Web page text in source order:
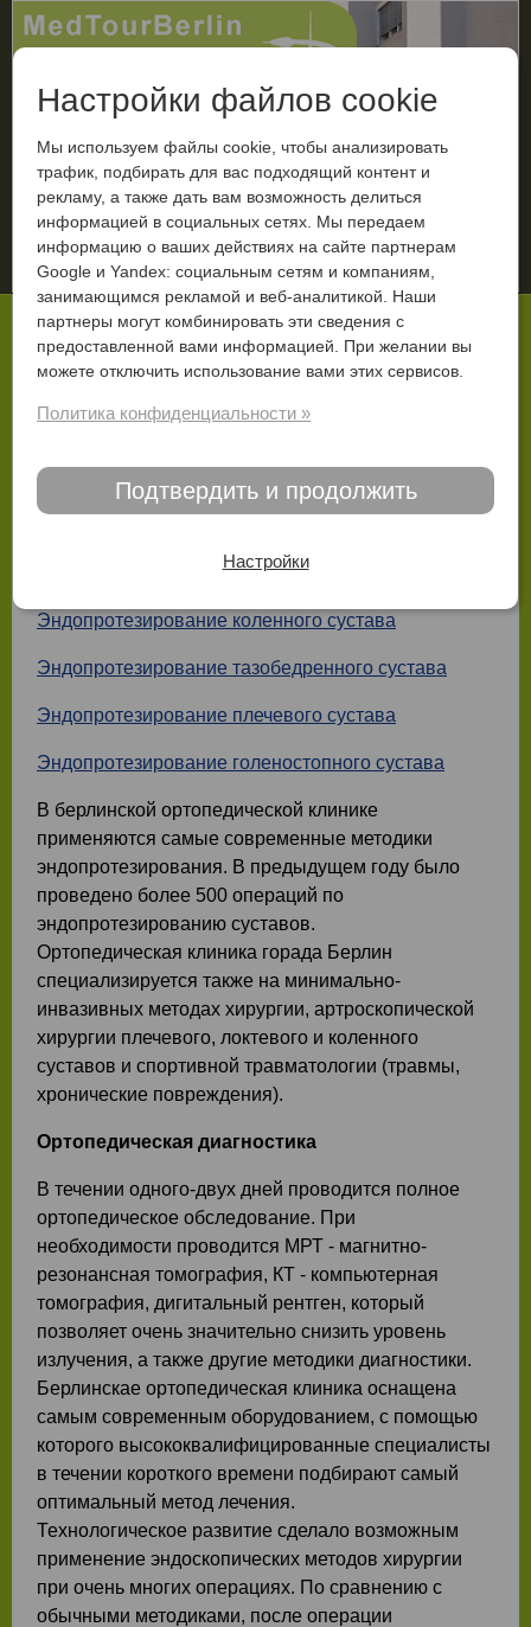
МЕНЮ
Ваш диагноз
Вы тут: Старт Лечение в Германии
Ортопедия
Эндопротезирование
Германии.
Эндопротезирование в Берлине
Берлинская ортопедическая клиника
Эндопротезирование коленного сустава
Эндопротезирование тазобедренного сустава
Эндопротезирование плечевого сустава
Эндопротезирование голеностопного сустава
В берлинской ортопедической клинике
применяются самые современные методики
эндопротезирования. В предыдущем году было
проведено более 500 операций по
эндопротезированию суставoв.
Ортопедическая клиника горада Берлин
специализируется также на минимально-
инвазивных методах хирургии, артроскопической
хирургии плечевого, локтевого и коленного
суставов и спортивной травматологии (травмы,
хронические повреждения).
Ортопедическая диагностика
В течении одного-двух дней проводится полное
ортопедическое обследование. При
необходимости проводится МРТ - магнитно-
резонансная томография, КТ - компьютерная
томография, дигитальный рентген, который
позволяет очень значительно снизить уровень
излучения, а также другие методики диагностики.
Берлинскае ортопедическая клиника оснащена
самым современным оборудованием, с помощью
которого высококвалифицированные специалисты
в течении короткого времени подбирают самый
оптимальный метод лечения.
Технологическое развитие сделало возможным
применение эндоскопических методов хирургии
при очень многих операциях. По сравнению с
обычными методиками, после операции
Настройки файлов cookie
Мы используем файлы cookie, чтобы анализировать
трафик, подбирать для вас подходящий контент и
рекламу, а также дать вам возможность делиться
информацией в социальных сетях. Мы передаем
информацию о ваших действиях на сайте партнерам
Google и Yandex: социальным сетям и компаниям,
занимающимся рекламой и веб-аналитикой. Наши
партнеры могут комбинировать эти сведения с
предоставленной вами информацией. При желании вы
можете отключить использование вами этих сервисов.
Политика конфиденциальности »
Подтвердить и продолжить
Настройки